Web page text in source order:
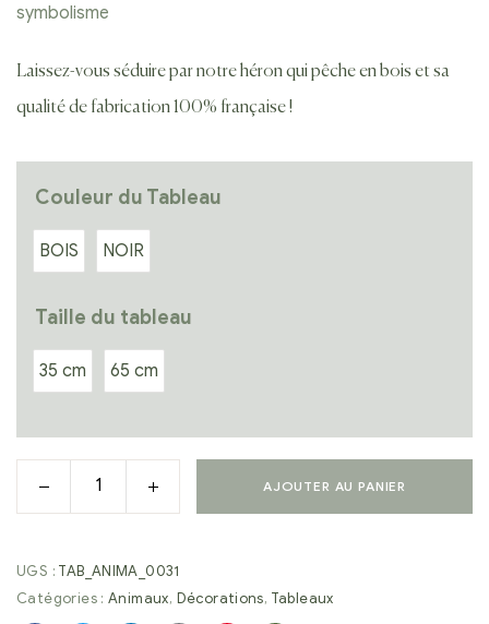
symbolisme
Laissez-vous séduire par notre héron qui pêche en bois et sa
qualité de fabrication 100% française !
Couleur du Tableau
BOIS NOIR
Taille du tableau
35 cm 65 cm
AJOUTER AU PANIER
UGS : TAB_ANIMA_0031
Catégories :Animaux, Décorations, Tableaux